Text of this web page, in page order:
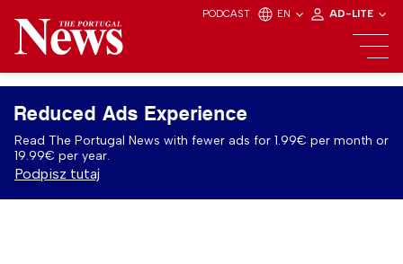
PODCAST EN AD-LITE
Reduced Ads Experience
Read The Portugal News with fewer ads for 1.99€ per month or
19.99€ per year.
Podpisz tutaj